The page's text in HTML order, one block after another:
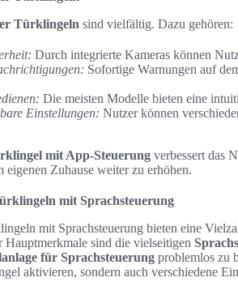
Türklingeln sind vielfältig. Dazu gehören:
Durch integrierte Kameras können
Sofortige Warnungen auf
Die meisten Modelle bieten eine
Einstellungen: Nutzer können
mit App-Steuerung verbessert das
eigenen Zuhause weiter zu erhöhen.
mit Sprachsteuerung
mit Sprachsteuerung bieten eine
Hauptmerkmale sind die vielseitigen
für Sprachsteuerung problemlos zu
aktivieren, sondern auch verschiedene